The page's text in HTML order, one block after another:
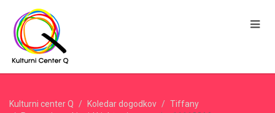
Kulturni center Q Koledar dogodkov
Tiffany